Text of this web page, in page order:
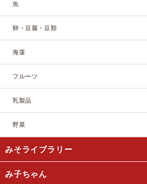
魚
卵・豆腐・豆類
海藻
フルーツ
乳製品
野菜
みそライブラリー
み子ちゃん